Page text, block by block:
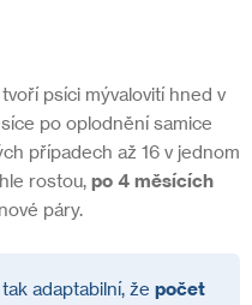
psíci mývalovití hned v
po oplodnění samice
případech až 16 v jednom
rostou, po 4 měsících
páry.
adaptabilní, že počet